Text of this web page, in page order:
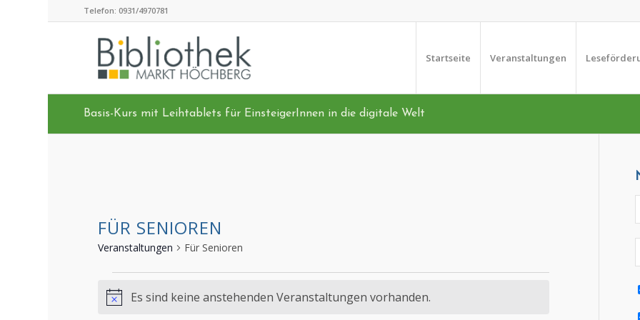
Inhalt
Telefon: 0931/4970781
Startseite Veranstaltungen
Basis-Kurs mit Leihtablets für EinsteigerInnen in die digitale Welt
FÜR SENIOREN
Veranstaltungen Für Senioren
VERANSTALTUNGEN
FÜR
HinweisEs sind keine anstehenden Veranstaltungen vorhanden.